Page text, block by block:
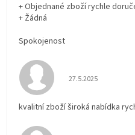
+ Objednané zboží rychle
+ Žádná
Spokojenost
Hodnocení
27.5.2025
kvalitní zboží široká nabídka